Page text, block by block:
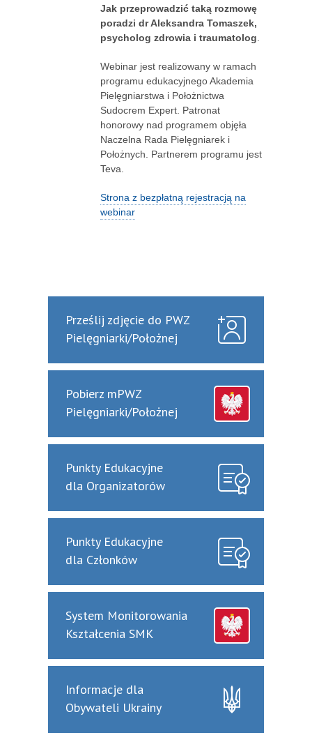
Jak przeprowadzić taką rozmowę
poradzi dr Aleksandra Tomaszek,
psycholog zdrowia i traumatolog
Webinar jest realizowany w ramach
programu edukacyjnego Akademia
Pielęgniarstwa i Położnictwa
Sudocrem Expert. Patronat
honorowy nad programem objęła
Naczelna Rada Pielęgniarek i
Położnych. Partnerem programu jest
Teva.
Strona z bezpłatną rejestracją na
webinar
Prześlij zdjęcie do PWZ
Pielęgniarki/Położnej
Pobierz mPWZ
Pielęgniarki/Położnej
Punkty Edukacyjne
dla Organizatorów
Punkty Edukacyjne
dla Członków
System Monitorowania
Kształcenia SMK
Informacje dla
Obywateli Ukrainy